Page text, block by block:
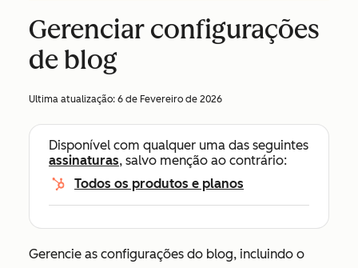
Gerenciar configurações
de blog
Ultima atualização: 6 de Fevereiro de 2026
Disponível com qualquer uma das seguintes
assinaturas, salvo menção ao contrário:
Todos os produtos e planos
Gerencie as configurações do blog, incluindo o